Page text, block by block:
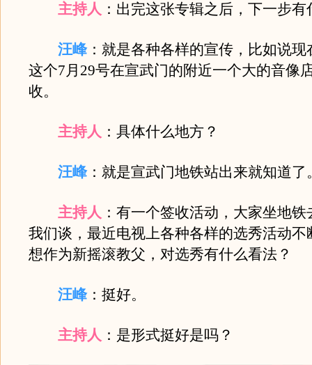
主持人 ：出完这张专辑之后，下一步
汪峰：就是各种各样的宣传，比如说现
这个7月29号在宣武门的附近一个大的音像
收。
主持人 ：具体什么地方？
汪峰：就是宣武门地铁站出来就知道了
主持人 ：有一个签收活动，大家坐地
我们谈，最近电视上各种各样的选秀活动不
想作为新摇滚教父，对选秀有什么看法？
汪峰：挺好。
主持人 ：是形式挺好是吗？